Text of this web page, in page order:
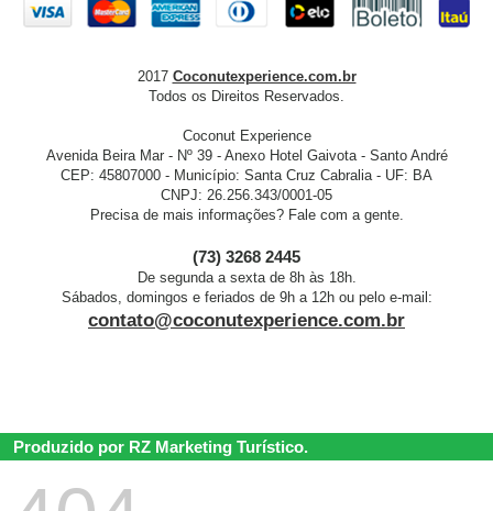
2017 Coconutexperience.com.br
Todos os Direitos Reservados.
Coconut Experience
Avenida Beira Mar - Nº 39 - Anexo Hotel Gaivota - Santo André
CEP: 45807000 - Município: Santa Cruz Cabralia - UF: BA
CNPJ: 26.256.343/0001-05
Precisa de mais informações? Fale com a gente.
(73) 3268 2445
De segunda a sexta de 8h às 18h.
Sábados, domingos e feriados de 9h a 12h ou pelo e-mail:
contato@coconutexperience.com.br
Produzido por RZ Marketing Turístico.